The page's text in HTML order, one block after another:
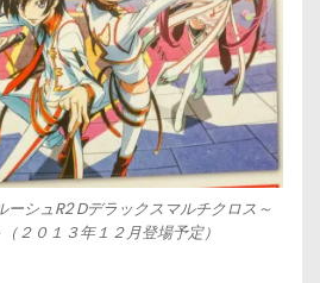
ーシュR2 Dデラックスマルチクロス～
２０１３年１２月登場予定）